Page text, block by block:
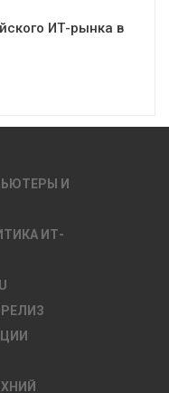
ИТ-рынка в
И
ИТ-